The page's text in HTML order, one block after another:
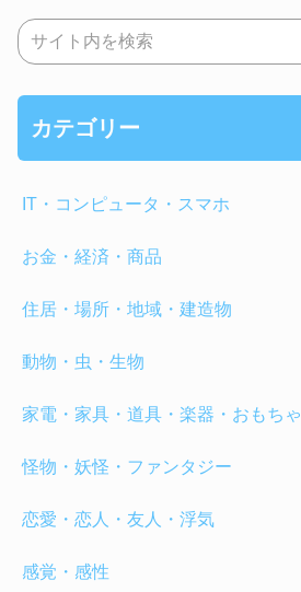
カテゴリー
IT・コンピュータ・スマホ
お金・経済・商品
住居・場所・地域・建造物
動物・虫・生物
家電・家具・道具・楽器・おもちゃ
怪物・妖怪・ファンタジー
恋愛・恋人・友人・浮気
感覚・感性